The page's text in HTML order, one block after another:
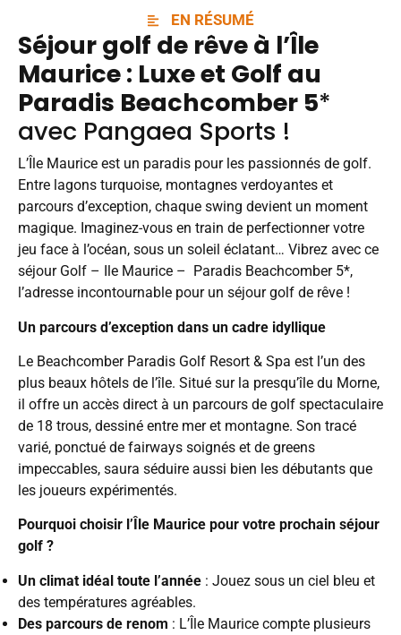
EN RÉSUMÉ
Séjourgolf de rêve à l’Île
Maurice : Luxe et Golf au
Paradis Beachcomber 5*
avec Pangaea Sports !
L’Île Maurice est un paradis pour les passionnés de golf.
Entre lagons turquoise, montagnes verdoyantes et
parcours d’exception, chaque swing devient un moment
magique. Imaginez-vous en train de perfectionner votre
jeu face à l’océan, sous un soleil éclatant… Vibrez avec ce
séjour Golf – Ile Maurice – Paradis Beachcomber 5*,
l’adresse incontournable pour un séjour golf de rêve !
Un parcours d’exception dans un cadre idyllique
Le Beachcomber Paradis Golf Resort & Spa est l’un des
plus beaux hôtels de l’île. Situé sur la presqu’île du Morne,
il offre un accès direct à un parcours de golf spectaculaire
de 18 trous, dessiné entre mer et montagne. Son tracé
varié, ponctué de fairways soignés et de greens
impeccables, saura séduire aussi bien les débutants que
les joueurs expérimentés.
Pourquoi choisir l’Île Maurice pour votre prochain séjour
golf ?
Un climat idéal toute l’année: Jouez sous un ciel bleu et
des températures agréables.
Des parcours de renom : L’Île Maurice compte plusieurs